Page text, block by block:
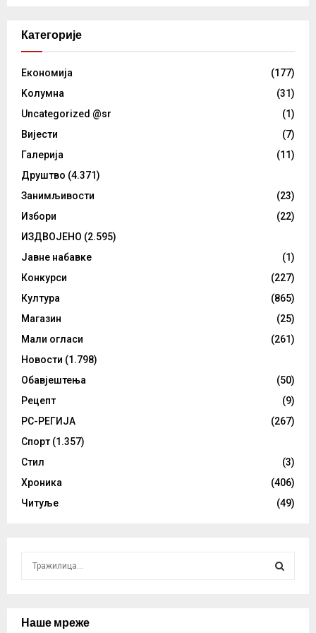
Категорије
Eкономија
(177)
Kолумнa
(31)
Uncategorized @sr
(1)
Вијести
(7)
Галерија
(11)
Друштво (4.371)
Занимљивости
(23)
Избори
(22)
ИЗДВОЈЕНО (2.595)
Јавне набавке
(1)
Конкурси
(227)
Култура
(865)
Магазин
(25)
Мали огласи
(261)
Новости (1.798)
Обавјештења
(50)
Рецепт
(9)
РС-РЕГИЈА
(267)
Спорт (1.357)
Стил
(3)
Хроника
(406)
Читуље
(49)
cНаше мреже